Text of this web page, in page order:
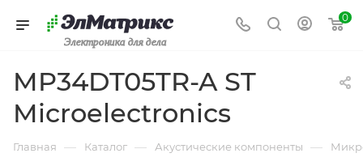
Электроника для дела
0
MP34DT05TR-A ST
Microelectronics
Главная — Каталог — Акустические компоненты —